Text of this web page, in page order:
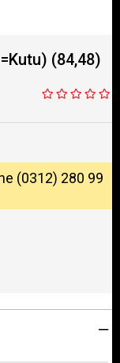
(84,48)
(0312) 280 99